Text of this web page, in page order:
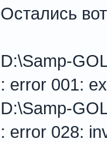
Остались
D:\Samp-
: error 001:
D:\Samp-
: error 028: